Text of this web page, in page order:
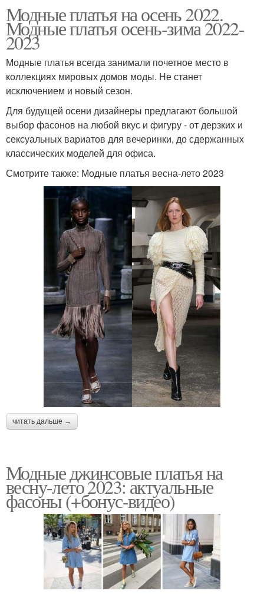
Модные платья на осень 2022.
Модные платья осень-зима 2022-
2023
Модные платья всегда занимали почетное место в
коллекциях мировых домов моды. Не станет
исключением и новый сезон.
Для будущей осени дизайнеры предлагают большой
выбор фасонов на любой вкус и фигуру - от дерзких и
сексуальных вариатов для вечеринки, до сдержанных
классических моделей для офиса.
Смотрите также: Модные платья весна-лето 2023
читать дальше →
Модные джинсовые платья на
весну-лето 2023: актуальные
фасоны (+бонус-видео)